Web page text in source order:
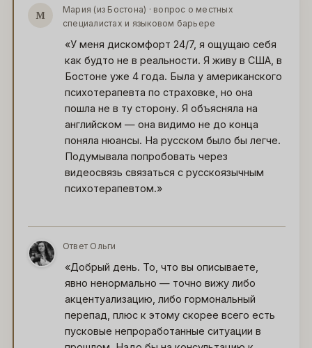
М
Мария (из Бостона) · вопрос о местных
специалистах и языковом барьере
«У меня дискомфорт 24/7, я ощущаю себя
как будто не в реальности. Я живу в США, в
Бостоне уже 4 года. Была у американского
психотерапевта по страховке, но она
пошла не в ту сторону. Я объясняла на
английском — она видимо не до конца
поняла нюансы. На русском было бы легче.
Подумывала попробовать через
видеосвязь связаться с русскоязычным
психотерапевтом.»
О
Ответ Ольги
«Добрый день. То, что вы описываете,
явно ненормально — точно вижу либо
акцентуализацию, либо гормональный
перепад, плюс к этому скорее всего есть
пусковые непроработанные ситуации в